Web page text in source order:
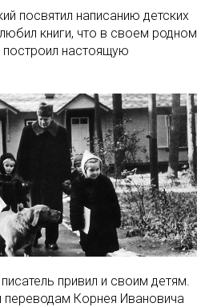
посвятил написанию детских
книги, что в своем родном
настоящую
привил и своим детям.
переводам Корнея Ивановича